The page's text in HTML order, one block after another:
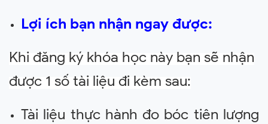
Lợi ích bạn nhận ngay được:
Khi đăng ký khóa học này bạn sẽ nhận
được 1 số tài liệu đi kèm sau:
Tài liệu thực hành đo bóc tiên lượng